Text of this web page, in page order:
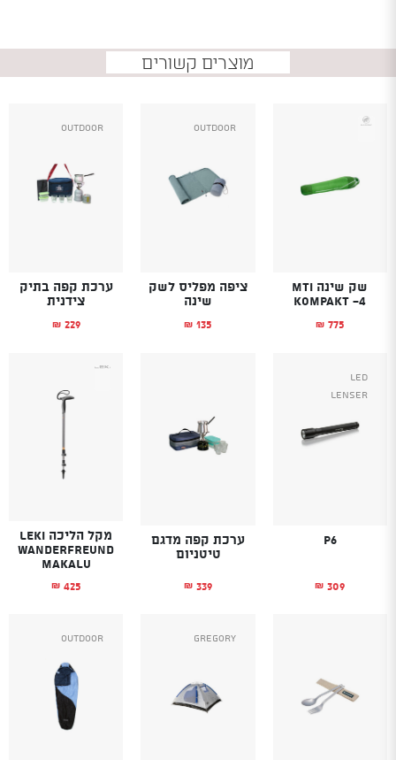
מוצרים קשורים
שק שינה MTI
KOMPAKT -4
₪ 775
Outdoor
ציפה מפליס לשק
שינה
₪ 135
Outdoor
ערכת קפה בתיק
צידנית
₪ 229
Led
Lenser
P6
₪ 309
ערכת קפה מדגם
טיטניום
₪ 339
מקל הליכה LEKI
WANDERFREUND
MAKALU
₪ 425
Gregory
Outdoor